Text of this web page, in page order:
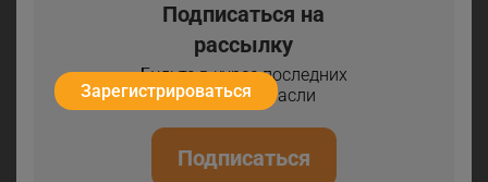
Подписаться на
рассылку
Будьте в курсе последних
новостей отрасли
Подписаться
Зарегистрироваться